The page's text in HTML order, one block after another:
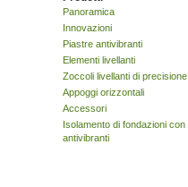
Panoramica
Innovazioni
Piastre antivibranti
Elementi livellanti
Zoccoli livellanti di precisione
Appoggi orizzontali
Accessori
Isolamento di fondazioni con
antivibranti